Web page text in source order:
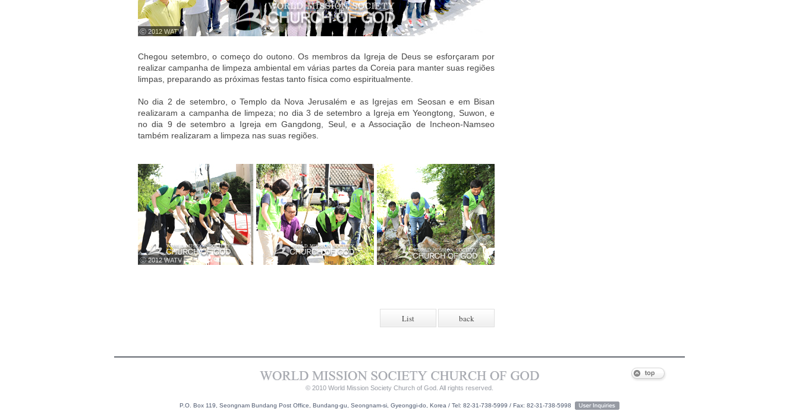
ⓒ 2012 WATV
Chegou setembro, o começo do outono. Os membros da Igreja de Deus se esforçaram por
realizar campanha de limpeza ambiental em várias partes da Coreia para manter suas regiões
limpas, preparando as próximas festas tanto física como espiritualmente.
No dia 2 de setembro, o Templo da Nova Jerusalém e as Igrejas em Seosan e em Bisan
realizaram a campanha de limpeza; no dia 3 de setembro a Igreja em Yeongtong, Suwon, e
no dia 9 de setembro a Igreja em Gangdong, Seul, e a Associação de Incheon-Namseo
também realizaram a limpeza nas suas regiões.
ⓒ 2012 WATV
List back
© 2010 World Mission Society Church of God. All rights reserved.
P.O. Box 119, Seongnam Bundang Post Office, Bundang-gu, Seongnam-si, Gyeonggi-do, Korea / Tel: 82-31-738-5999 / Fax: 82-31-738-5998